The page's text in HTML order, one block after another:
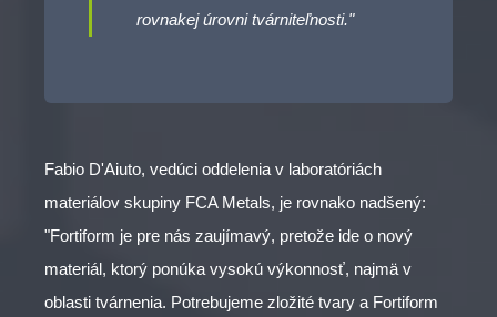
rovnakej úrovni tvárniteľnosti."
Fabio D'Aiuto, vedúci oddelenia v laboratóriách
materiálov skupiny FCA Metals, je rovnako nadšený:
"Fortiform je pre nás zaujímavý, pretože ide o nový
materiál, ktorý ponúka vysokú výkonnosť, najmä v
oblasti tvárnenia. Potrebujeme zložité tvary a Fortiform